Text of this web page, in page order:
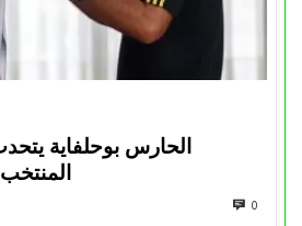
الحارس بوحلفاية
0